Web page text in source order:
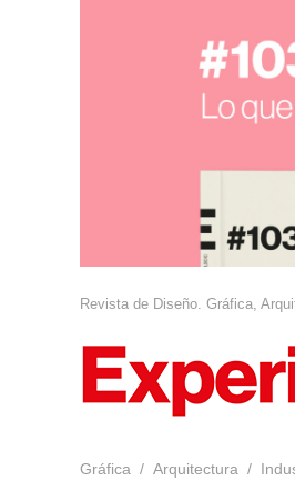
Revista de Diseño. Gráfica,
Gráfica Arquitectura